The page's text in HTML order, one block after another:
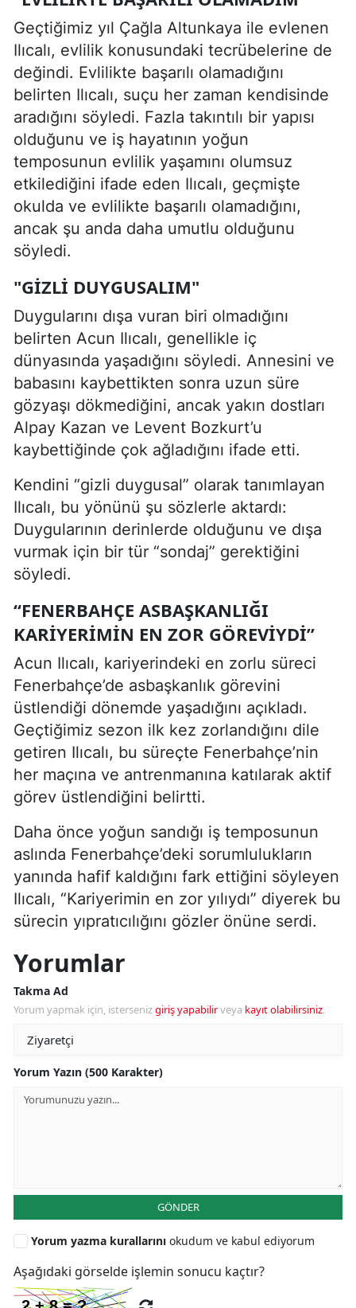
Geçtiğimiz yıl Çağla Altunkaya ile evlenen
Ilıcalı, evlilik konusundaki tecrübelerine de
değindi. Evlilikte başarılı olamadığını
belirten Ilıcalı, suçu her zaman kendisinde
aradığını söyledi. Fazla takıntılı bir yapısı
olduğunu ve iş hayatının yoğun
temposunun evlilik yaşamını olumsuz
etkilediğini ifade eden Ilıcalı, geçmişte
okulda ve evlilikte başarılı olamadığını,
ancak şu anda daha umutlu olduğunu
söyledi.
"GIZLI DUYGUSALIM"
Duygularını dışa vuran biri olmadığını
belirten Acun Ilıcalı, genellikle iç
dünyasında yaşadığını söyledi. Annesini ve
babasını kaybettikten sonra uzun süre
gözyaşı dökmediğini, ancak yakın dostları
Alpay Kazan ve Levent Bozkurt’u
kaybettiğinde çok ağladığını ifade etti.
Kendini “gizli duygusal” olarak tanımlayan
Ilıcalı, bu yönünü şu sözlerle aktardı:
Duygularının derinlerde olduğunu ve dışa
vurmak için bir tür “sondaj” gerektiğini
söyledi.
“FENERBAHÇE ASBAŞKANLIĞI
KARIYERIMIN EN ZOR GÖREVIYDI”
Acun Ilıcalı, kariyerindeki en zorlu süreci
Fenerbahçe’de asbaşkanlık görevini
üstlendiği dönemde yaşadığını açıkladı.
Geçtiğimiz sezon ilk kez zorlandığını dile
getiren Ilıcalı, bu süreçte Fenerbahçe’nin
her maçına ve antrenmanına katılarak aktif
görev üstlendiğini belirtti.
Daha önce yoğun sandığı iş temposunun
aslında Fenerbahçe’deki sorumlulukların
yanında hafif kaldığını fark ettiğini söyleyen
Ilıcalı, “Kariyerimin en zor yılıydı” diyerek bu
sürecin yıpratıcılığını gözler önüne serdi.
Yorumlar
Takma Ad
Yorum yapmak için, istersenizgiriş yapabilirveya kayıt olabilirsiniz.
Yorum Yazın (500 Karakter)
GÖNDER
Yorum yazma kurallarını okudum ve kabul ediyorum
Aşağıdaki görselde işlemin sonucu kaçtır?